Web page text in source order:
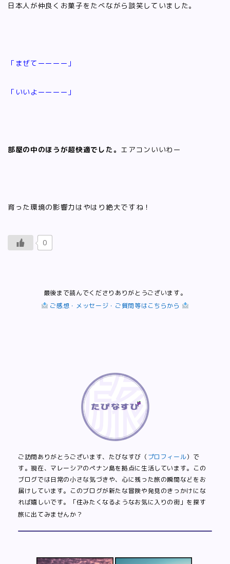
日本人が仲良くお菓子をたべながら談笑していました。
「まぜてーーーー」
「いいよーーーー」
部屋の中のほうが超快適でした。 エアコンいいわー
育った環境の影響力はやはり絶大ですね！
0
最後まで読んでくださりありがとうございます。
ご感想・メッセージ・ご質問等はこちらから
ご訪問ありがとうございます、たびなすび（プロフィール）で
す。現在、マレーシアのペナン島を拠点に生活しています。この
ブログでは日常の小さな気づきや、心に残った旅の瞬間などをお
届けしています。このブログが新たな冒険や発見のきっかけにな
れば嬉しいです。「住みたくなるようなお気に入りの街」を探す
旅に出てみませんか？